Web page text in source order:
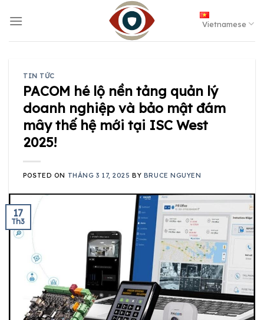
Vietnamese
TIN TỨC
PACOM hé lộ nền tảng quản lý
doanh nghiệp và bảo mật đám
mây thế hệ mới tại ISC West
2025!
POSTED ON THÁNG 3 17, 2025 BY BRUCE NGUYEN
17
Th3